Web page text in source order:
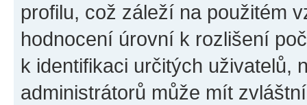
profilu, což záleží na použitém
hodnocení úrovní k rozlišení
k identifikaci určitých uživatelů,
administrátorů může mít